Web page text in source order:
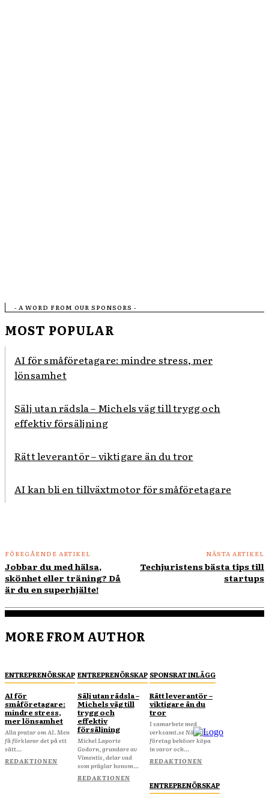
- A WORD FROM OUR SPONSORS -
MOST POPULAR
AI för småföretagare: mindre stress, mer
lönsamhet
Sälj utan rädsla – Michels väg till trygg och
effektiv försäljning
Rätt leverantör – viktigare än du tror
AI kan bli en tillväxtmotor för småföretagare
FÖREGÅENDE ARTIKEL
Jobbar du med hälsa,
skönhet eller träning? Då
är du en superhjälte!
NÄSTA ARTIKEL
Techjuristens bästa tips till
startups
MORE FROM AUTHOR
ENTREPRENÖRSKAP
AI för
småföretagare:
mindre stress,
mer lönsamhet
Alla pratar om AI. Men
få förklarar det på ett
sätt...
REDAKTIONEN
ENTREPRENÖRSKAP
Sälj utan rädsla –
Michels väg till
trygg och
effektiv
försäljning
Michel Laporte
Godorn, grundare av
Vimentis, delar vad
som präglar honom...
REDAKTIONEN
SPONSRAT INLÄGG
Rätt leverantör –
viktigare än du
tror
I samarbete med
verksamt.se När ditt
företag behöver köpa
in varor och...
REDAKTIONEN
ENTREPRENÖRSKAP